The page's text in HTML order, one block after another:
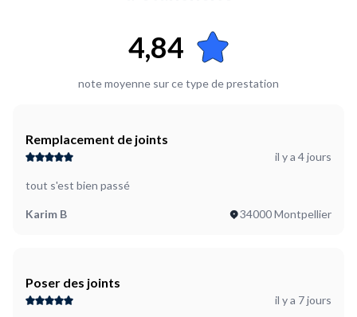
4,84
note moyenne sur ce type de prestation
Remplacement de joints
il y a 4 jours
tout s'est bien passé
Karim B 34000 Montpellier
Poser des joints
il y a 7 jours